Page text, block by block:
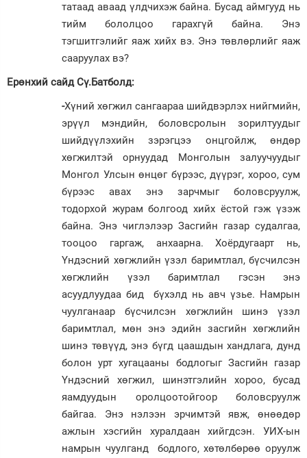
татаад аваад үлдчихэж бай­на. Бусад аймгууд нь
тийм бололцоо га­рах­гүй байна. Энэ
тэгшитгэлийг яаж хийх вэ. Энэ төвлөрлийг яаж
сааруулах вэ?
Ерөнхий сайд Сү.Батболд:
-Хүний хөгжил сангаараа шийдвэрлэх нийгмийн,
эрүүл мэндийн, боловсролын зорилтуудыг
шийдүүлэхийн зэрэгцээ онцгойлж, өндөр
хөгжилтэй орнуудад Монголын залуучуудыг
Монгол Улсын өнцөг бүрээс, дүүрэг, хороо, сум
бүрээс авах энэ зарчмыг боловсруулж,
тодорхой журам болгоод хийх ёстой гэж үзэж
байна. Энэ чиглэлээр Засгийн газар судалгаа,
тооцоо гаргаж, анхаарна. Хоёрдугаарт нь,
Үндэсний хөгжлийн үзэл баримтлал, бүсчилсэн
хөгжлийн үзэл баримтлал гэсэн энэ
асуудлуудаа бид бүхэлд нь авч үзье. Намрын
чуулганаар бүсчилсэн хөгжлийн шинэ үзэл
баримтлал, мөн энэ эдийн засгийн хөгжлийн
шинэ төвүүд, энэ бүгд цааш­дын хандлага, дунд
болон урт хугацааны бодлогыг Засгийн газар
Үндэсний хөгжил, шинэтгэлийн хороо, бусад
яамдуудын оролцоотойгоор бо­ловсруулж
байгаа. Энэ нэлээн эрчим­тэй явж, өнөөдөр
ажлын хэсгийн ху­рал­даан хийгдсэн. УИХ-ын
намрын чуул­­ганд бодлого, хөтөлбөрөө оруулж